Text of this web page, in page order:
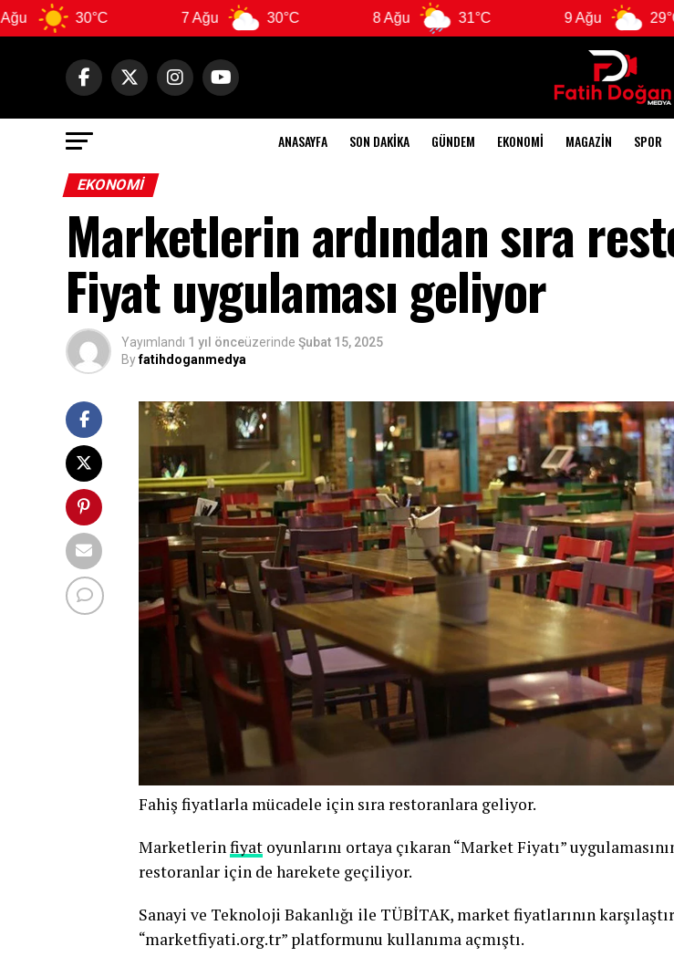
30°C 30°C 31°C 29°C
ANASAYFA SON DAKIKA GÜNDEM EKONOMI MAGAZIN SPOR
EKONOMI
Marketlerin ardından sıra
Fiyat uygulaması geliyor
Yayımlandı 1 yıl önceüzerinde Şubat 15, 2025
Byfatihdoganmedya
Fahiş fiyatlarla mücadele için sıra restoranlara geliyor.
Marketlerinfiyat oyunlarını ortaya çıkaran “Market Fiyatı”
restoranlar için de harekete geçiliyor.
Sanayi ve Teknoloji Bakanlığı ile TÜBİTAK, market fiyatlarının
“marketfiyati.org.tr” platformunu kullanıma açmıştı.